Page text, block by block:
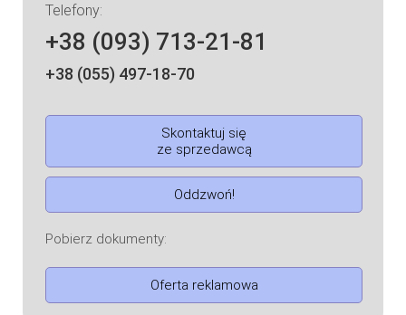
Telefony:
+38 (093) 713-21-81
+38 (055) 497-18-70
Skontaktuj się
ze sprzedawcą
Oddzwoń!
Pobierz dokumenty:
Oferta reklamowa